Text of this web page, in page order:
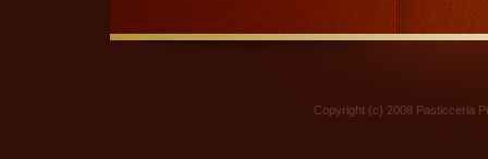
Copyright (c) 2008 Pasticceria